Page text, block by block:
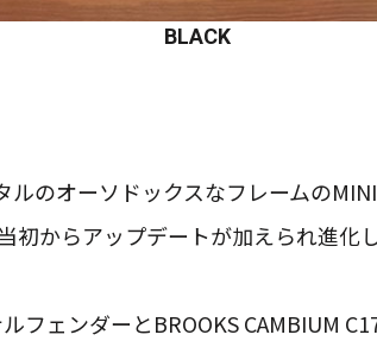
BLACK
ルのオーソドックスなフレームの
からアップデートが加えられ進化
フェンダーとBROOKS CAMBIUM